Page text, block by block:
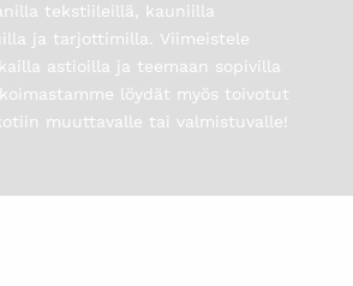
tekstiileillä, kauniilla
ja tarjottimilla. Viimeistele
astioilla ja teemaan sopivilla
löydät myös toivotut
muuttavalle tai valmistuvalle!